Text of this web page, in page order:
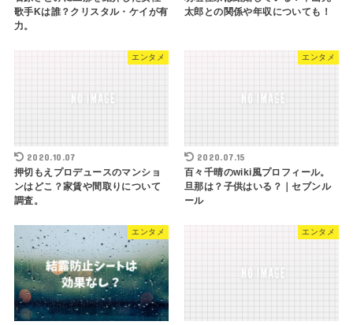
歌手Kは誰？クリスタル・ケイが有
力。
太郎との関係や年収についても！
エンタメ
2020.10.07
押切もえプロデュースのマンショ
ンはどこ？家賃や間取りについて
調査。
エンタメ
2020.07.15
百々千晴のwiki風プロフィール。
旦那は？子供はいる？｜セブンル
ール
エンタメ エンタメ